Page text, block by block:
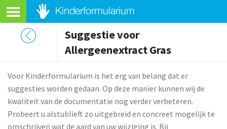
Suggestie voor
Allergeenextract Gras
Voor Kinderformularium is het erg van belang dat er
suggesties worden gedaan. Op deze manier kunnen wij de
kwaliteit van de documentatie nog verder verbeteren.
Probeert u alstublieft zo uitgebreid en concreet mogelijk te
omschrijven wat de aard van uw wijziging is. Bij